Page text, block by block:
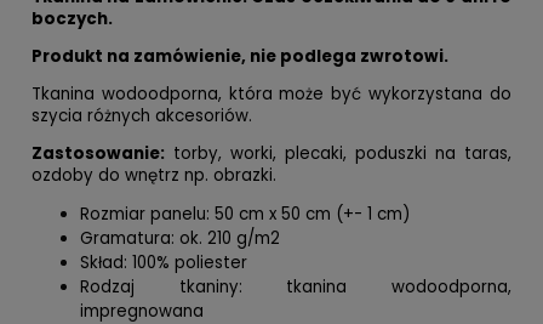
boczych.
Produkt na zamówienie, nie podlega zwrotowi.
Tkanina wodoodporna, która może być wykorzystana do
szycia różnych akcesoriów.
Zastosowanie: torby, worki, plecaki, poduszki na taras,
ozdoby do wnętrz np. obrazki.
Rozmiar panelu: 50 cm x 50 cm (+- 1 cm)
Gramatura: ok. 210 g/m2
Skład: 100% poliester
Rodzaj tkaniny: tkanina wodoodporna,
impregnowana